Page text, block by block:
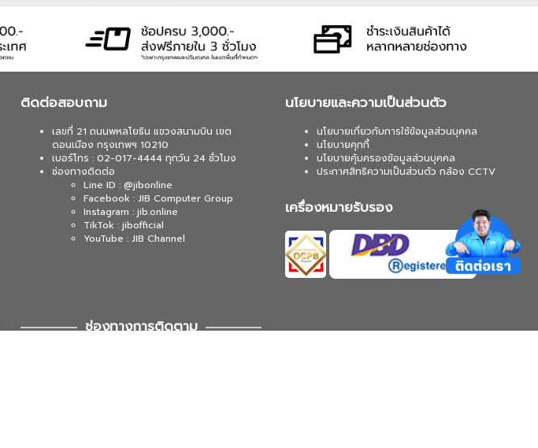
ติดต่อสอบถาม
เลขที่ 21 ถนนพหลโยธิน แขวงสนามบิน เขต
ดอนเมือง กรุงเทพฯ 10210
เบอร์โทร : 02-017-4444 ทุกวัน 24 ชั่วโมง
ช่องทางติดต่อ
Line ID : @jibonline
Facebook : JIB Computer Group
Instagram : jib.online
TikTok : jibofficial
YouTube : JIB Channel
นโยบายและความเป็นส่วนตัว
นโยบายเกี่ยวกับการใช้ข้อมูลส่วนบุคคล
นโยบายคุกกี้
นโยบายคุ้มครองข้อมูลส่วนบุคคล
ประกาศสิทธิความเป็นส่วนตัว กล้อง CCTV
เครื่องหมายรับรอง
ช่องทางการติดตาม